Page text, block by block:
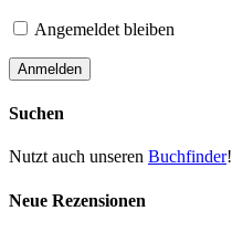
Angemeldet bleiben
Suchen
Nutzt auch unseren Buchfinder!
Neue Rezensionen